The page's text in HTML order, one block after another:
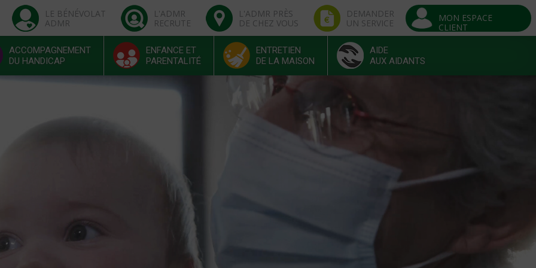
LE BÉNÉVOLAT
ADMR
L'ADMR
RECRUTE
L'ADMR PRÈS
DE CHEZ VOUS
DEMANDER
UN SERVICE
MON ESPACE
CLIENT
ACCOMPAGNEMENT
DU HANDICAP
ENFANCE ET
PARENTALITÉ
ENTRETIEN
DE LA MAISON
AIDE
AUX AIDANTS